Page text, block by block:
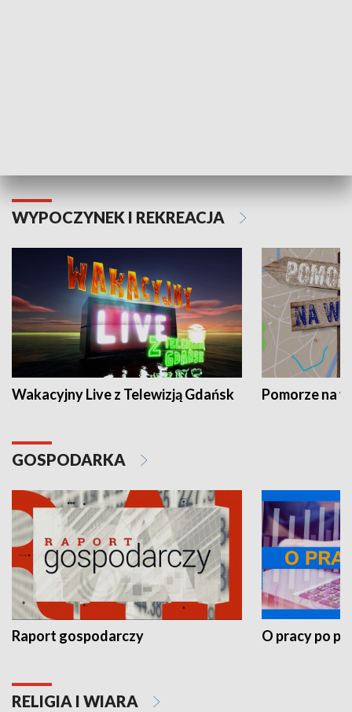
WYPOCZYNEK I REKREACJA
Wakacyjny Live z Telewizją Gdańsk Pomorze na
GOSPODARKA
Raport gospodarczy O pracy po
RELIGIA I WIARA